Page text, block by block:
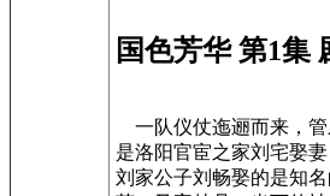
国色芳华 第1集
一队仪仗迤逦而来，
是洛阳官宦之家刘宅娶
刘家公子刘畅娶的是知